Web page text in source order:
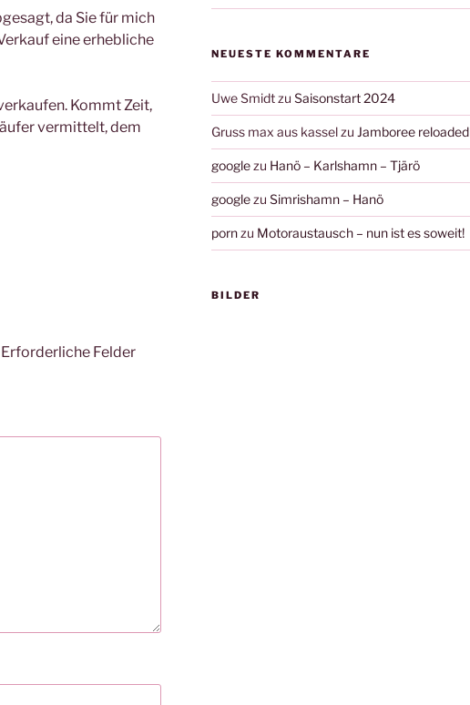
da Sie für mich
eine erhebliche
Kommt Zeit,
vermittelt, dem
Erforderliche Felder
NEUESTE KOMMENTARE
Uwe Smidtzu Saisonstart 2024
Gruss max aus kasselzu Jamboree reloaded
googlezu Hanö – Karlshamn – Tjärö
googlezu Simrishamn – Hanö
pornzu Motoraustausch – nun ist es soweit!
BILDER